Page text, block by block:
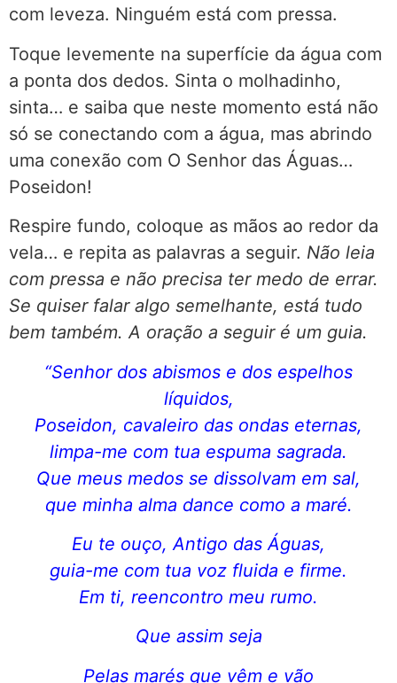
com leveza. Ninguém está com pressa.
Toque levemente na superfície da água com
a ponta dos dedos. Sinta o molhadinho,
sinta… e saiba que neste momento está não
só se conectando com a água, mas abrindo
uma conexão com O Senhor das Águas…
Poseidon!
Respire fundo, coloque as mãos ao redor da
vela… e repita as palavras a seguir. Não leia
com pressa e não precisa ter medo de errar.
Se quiser falar algo semelhante, está tudo
bem também. A oração a seguir é um guia.
“Senhor dos abismos e dos espelhos
líquidos,
Poseidon, cavaleiro das ondas eternas,
limpa-me com tua espuma sagrada.
Que meus medos se dissolvam em sal,
que minha alma dance como a maré.
Eu te ouço, Antigo das Águas,
guia-me com tua voz fluida e firme.
Em ti, reencontro meu rumo.
Que assim seja
Pelas marés que vêm e vão